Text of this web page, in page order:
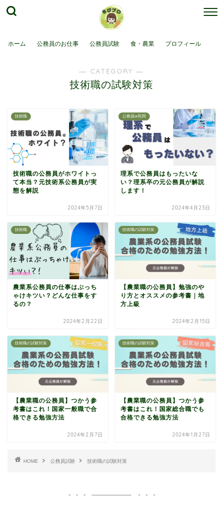
ホーム 公務員のお仕事 公務員試験 食・農業 プロフィール
― CATEGORY ―
技術職の試験対策
技術職
技術職の公務員がホワイトっ
て本当？元技術系公務員が実
態を解説
2024年5月7日
公務員or民間
理系で公務員はもったいな
い？理系卒の元公務員が解説
します！
2024年4月23日
技術職
農業系公務員の仕事はぶっち
ゃけキツい？どんな仕事をす
るの？
2024年2月22日
技術職の試験対策
【農業職の公務員】勉強のや
り方とオススメの参考書｜地
方上級
2024年2月15日
技術職の試験対策
【農業職の公務員】つかう参
考書はこれ！国家一般職で合
格できる勉強方法
2024年2月7日
技術職の試験対策
【農業職の公務員】つかう参
考書はこれ！国家総合職でも
合格できる勉強方法
2024年1月27日
HOME 公務員試験 技術職の試験対策